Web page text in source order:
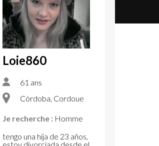
Loie860
61 ans
Córdoba, Cordoue
Je recherche : Homme
tengo una hija de 23 años,